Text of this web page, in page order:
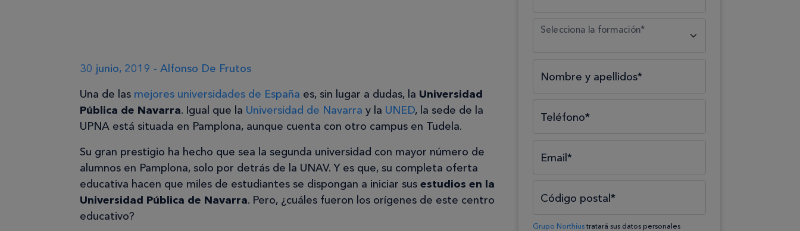
30 junio, 2019 - Alfonso De Frutos
Una de las mejores universidades de España es, sin lugar a dudas, la Universidad
Pública de Navarra. Igual que la Universidad de Navarra y la UNED, la sede de la
UPNA está situada en Pamplona, aunque cuenta con otro campus en Tudela.
Su gran prestigio ha hecho que sea la segunda universidad con mayor número de
alumnos en Pamplona, solo por detrás de la UNAV. Y es que, su completa oferta
educativa hacen que miles de estudiantes se dispongan a iniciar sus estudios en la
Universidad Pública de Navarra. Pero, ¿cuáles fueron los orígenes de este centro
educativo?
Selecciona la formación*
Nombre y apellidos*
Teléfono*
Email*
Código postal*
Grupo Northiustratará sus datos personales